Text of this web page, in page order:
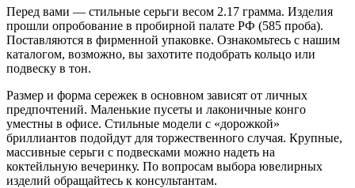
Перед вами — стильные серьги весом 2.17 грамма. Изделия
прошли опробование в пробирной палате РФ (585 проба).
Поставляются в фирменной упаковке. Ознакомьтесь с нашим
каталогом, возможно, вы захотите подобрать кольцо или
подвеску в тон.
Размер и форма сережек в основном зависят от личных
предпочтений. Маленькие пусеты и лаконичные конго
уместны в офисе. Стильные модели с «дорожкой»
бриллиантов подойдут для торжественного случая. Крупные,
массивные серьги с подвесками можно надеть на
коктейльную вечеринку. По вопросам выбора ювелирных
изделий обращайтесь к консультантам.